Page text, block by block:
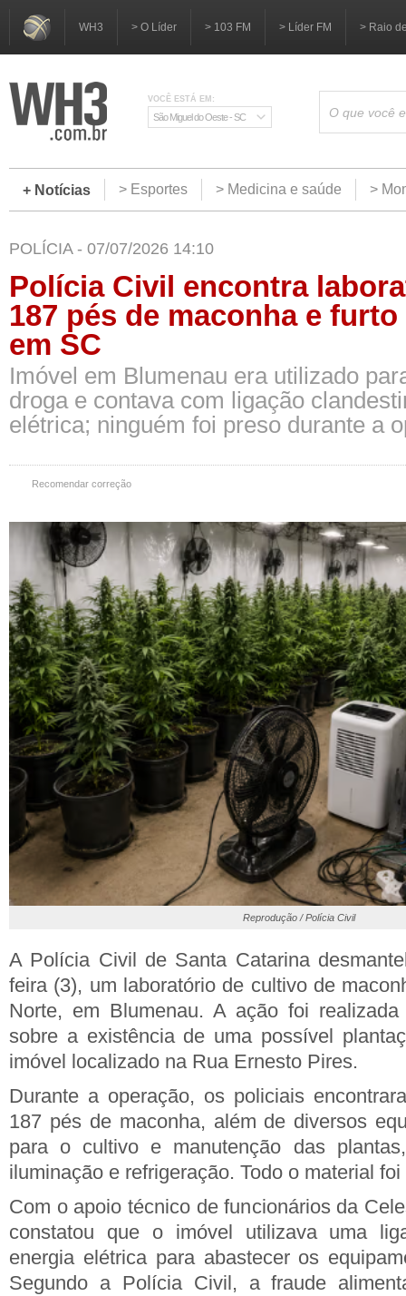
WH3 > O Líder > 103 FM > Líder FM > Raio
VOCÊ ESTÁ EM:
São Miguel do Oeste - SC
+ Notícias > Esportes > Medicina e saúde >
POLÍCIA - 07/07/2026 14:10
Polícia Civil encontra
187 pés de maconha e
em SC
Imóvel em Blumenau era utilizado
droga e contava com ligação
elétrica; ninguém foi preso durante a
Recomendar correção
Reprodução / Polícia Civil
A Polícia Civil de Santa Catarina
feira (3), um laboratório de cultivo de
Norte, em Blumenau. A ação foi
sobre a existência de uma possível
imóvel localizado na Rua Ernesto Pires.
Durante a operação, os policiais
187 pés de maconha, além de diversos
para o cultivo e manutenção das
iluminação e refrigeração. Todo o material
Com o apoio técnico de funcionários da
constatou que o imóvel utilizava uma
energia elétrica para abastecer os
Segundo a Polícia Civil, a fraude